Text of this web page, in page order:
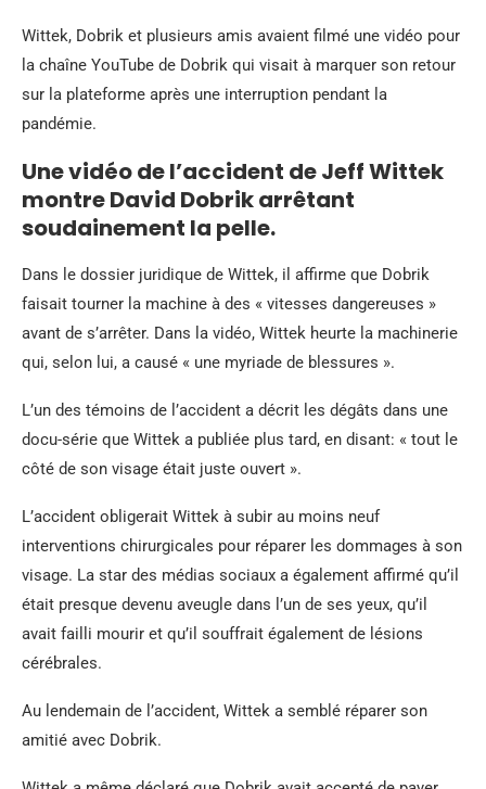
Wittek, Dobrik et plusieurs amis avaient filmé une vidéo pour
la chaîne YouTube de Dobrik qui visait à marquer son retour
sur la plateforme après une interruption pendant la
pandémie.
Une vidéo de l’accident de Jeff Wittek
montre David Dobrik arrêtant
soudainement la pelle.
Dans le dossier juridique de Wittek, il affirme que Dobrik
faisait tourner la machine à des « vitesses dangereuses »
avant de s’arrêter. Dans la vidéo, Wittek heurte la machinerie
qui, selon lui, a causé « une myriade de blessures ».
L’un des témoins de l’accident a décrit les dégâts dans une
docu-série que Wittek a publiée plus tard, en disant: « tout le
côté de son visage était juste ouvert ».
L’accident obligerait Wittek à subir au moins neuf
interventions chirurgicales pour réparer les dommages à son
visage. La star des médias sociaux a également affirmé qu’il
était presque devenu aveugle dans l’un de ses yeux, qu’il
avait failli mourir et qu’il souffrait également de lésions
cérébrales.
Au lendemain de l’accident, Wittek a semblé réparer son
amitié avec Dobrik.